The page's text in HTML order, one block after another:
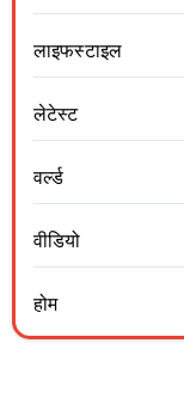
लाइफस्टाइल
लेटेस्ट
वर्ल्ड
वीडियो
होम